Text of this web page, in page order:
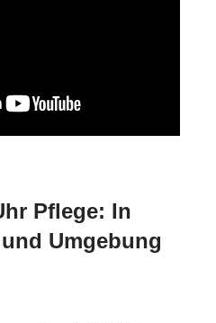
Pflege: In
Umgebung